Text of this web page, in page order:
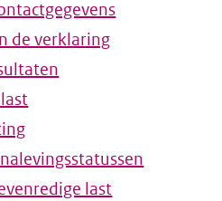
de verklaring
last